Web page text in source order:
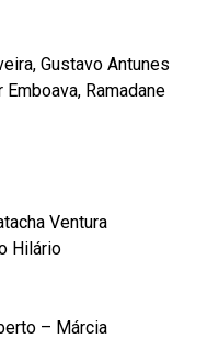
Gustavo Antunes
Ramadane
Ventura
Hilário
– Márcia